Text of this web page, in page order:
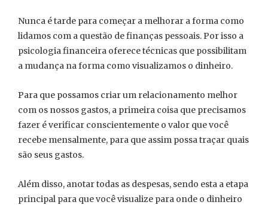
Nunca é tarde para começar a melhorar a forma como
lidamos com a questão de finanças pessoais. Por isso a
psicologia financeira oferece técnicas que possibilitam
a mudança na forma como visualizamos o dinheiro.
Para que possamos criar um relacionamento melhor
com os nossos gastos, a primeira coisa que precisamos
fazer é verificar conscientemente o valor que você
recebe mensalmente, para que assim possa traçar quais
são seus gastos.
Além disso, anotar todas as despesas, sendo esta a etapa
principal para que você visualize para onde o dinheiro